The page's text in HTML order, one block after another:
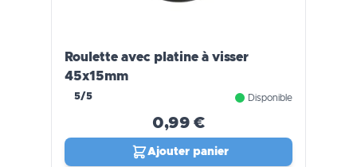
Roulette avec platine à visser
45x15mm
5/5 Disponible
0,99 €
Ajouter panier